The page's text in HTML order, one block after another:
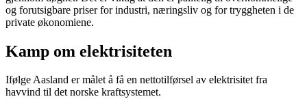
og forutsigbare priser for industri, næringsliv og for tryggheten i de
private økonomiene.
Kamp om elektrisiteten
Ifølge Aasland er målet å få en nettotilførsel av elektrisitet fra
havvind til det norske kraftsystemet.